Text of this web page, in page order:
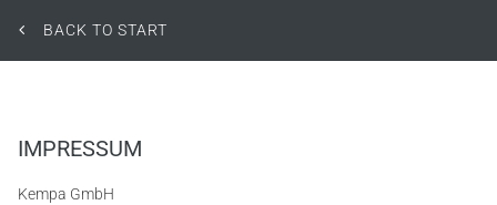
BACK TO START
IMPRESSUM
Kempa GmbH